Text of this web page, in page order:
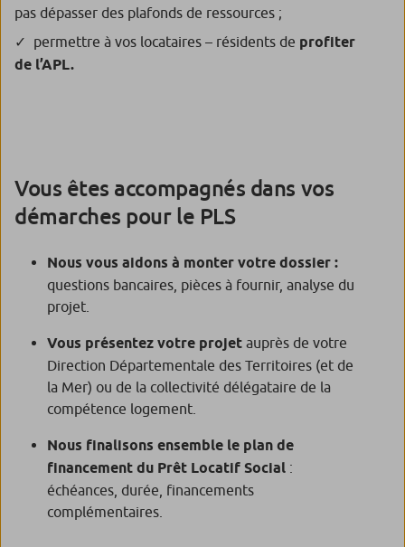
pas dépasser des plafonds de ressources ;
permettre à vos locataires – résidents de profiter
de l’APL.
Vous êtes accompagnés dans vos
démarches pour le PLS
Nous vous aidons à monter votre dossier :
questions bancaires, pièces à fournir, analyse du
projet.
Vous présentez votre projet auprès de votre
Direction Départementale des Territoires (et de
la Mer) ou de la collectivité délégataire de la
compétence logement.
Nous finalisons ensemble le plan de
financement du Prêt Locatif Social :
échéances, durée, financements
complémentaires.